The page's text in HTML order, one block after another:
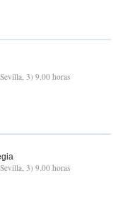
3) 9.00 horas
3) 9.00 horas